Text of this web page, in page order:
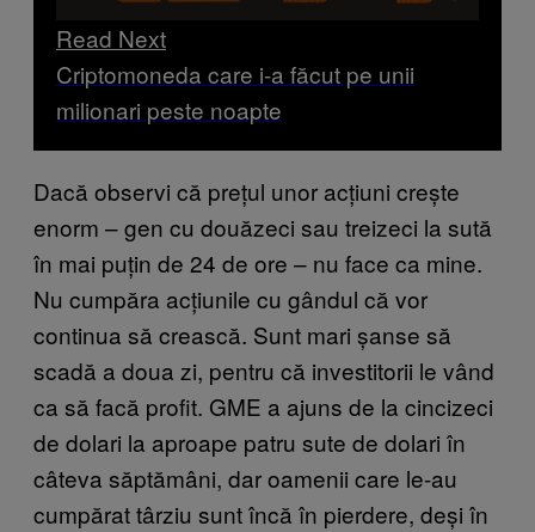
Read Next
Criptomoneda care i-a făcut pe unii
milionari peste noapte
Dacă observi că prețul unor acțiuni crește
enorm – gen cu douăzeci sau treizeci la sută
în mai puțin de 24 de ore – nu face ca mine.
Nu cumpăra acțiunile cu gândul că vor
continua să crească. Sunt mari șanse să
scadă a doua zi, pentru că investitorii le vând
ca să facă profit. GME a ajuns de la cincizeci
de dolari la aproape patru sute de dolari în
câteva săptămâni, dar oamenii care le-au
cumpărat târziu sunt încă în pierdere, deși în